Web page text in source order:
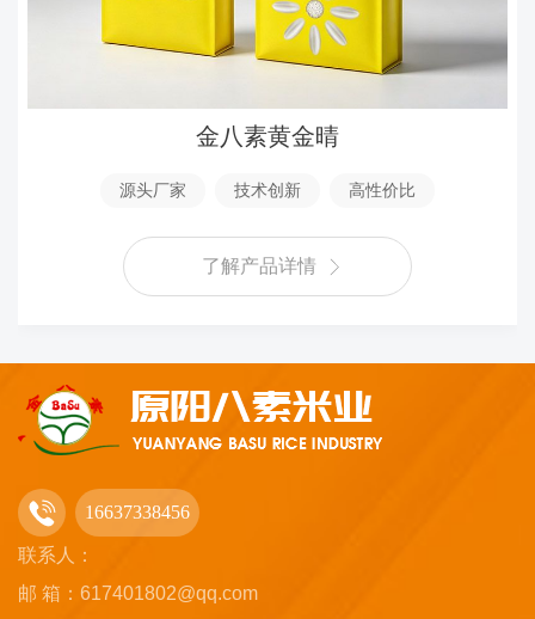
金八素黄金晴
源头厂家 技术创新 高性价比
了解产品详情
16637338456
联系人：
邮 箱：617401802@qq.com